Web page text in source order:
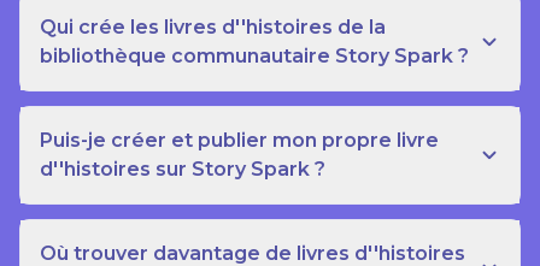
Qui crée les livres d''histoires de la
bibliothèque communautaire Story Spark ?
Puis-je créer et publier mon propre livre
d''histoires sur Story Spark ?
Où trouver davantage de livres d''histoires